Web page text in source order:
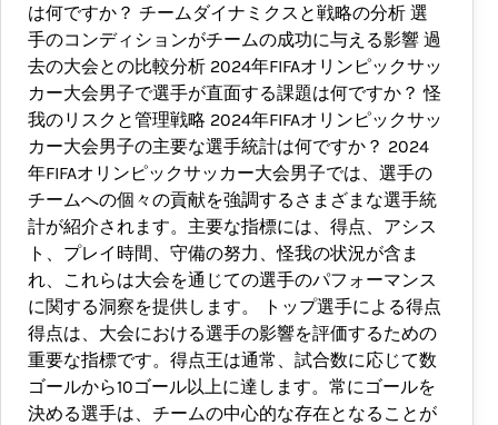
は何ですか？ チームダイナミクスと戦略の分析 選
手のコンディションがチームの成功に与える影響 過
去の大会との比較分析 2024年FIFAオリンピックサッ
カー大会男子で選手が直面する課題は何ですか？ 怪
我のリスクと管理戦略 2024年FIFAオリンピックサッ
カー大会男子の主要な選手統計は何ですか？ 2024
年FIFAオリンピックサッカー大会男子では、選手の
チームへの個々の貢献を強調するさまざまな選手統
計が紹介されます。主要な指標には、得点、アシス
ト、プレイ時間、守備の努力、怪我の状況が含ま
れ、これらは大会を通じての選手のパフォーマンス
に関する洞察を提供します。 トップ選手による得点
得点は、大会における選手の影響を評価するための
重要な指標です。得点王は通常、試合数に応じて数
ゴールから10ゴール以上に達します。常にゴールを
決める選手は、チームの中心的な存在となることが